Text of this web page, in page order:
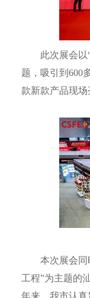
此次展会以“
题，吸引到600
款新款产品现场
本次展会同时
工程”为主题的
年来，我市认